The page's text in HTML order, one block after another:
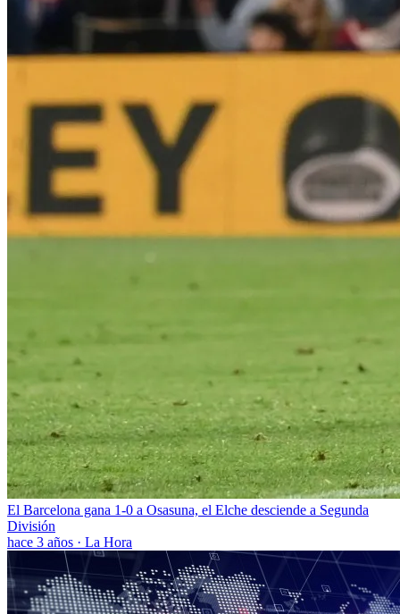
El Barcelona gana 1-0 a Osasuna, el Elche desciende a Segunda
División
hace 3 años · La Hora